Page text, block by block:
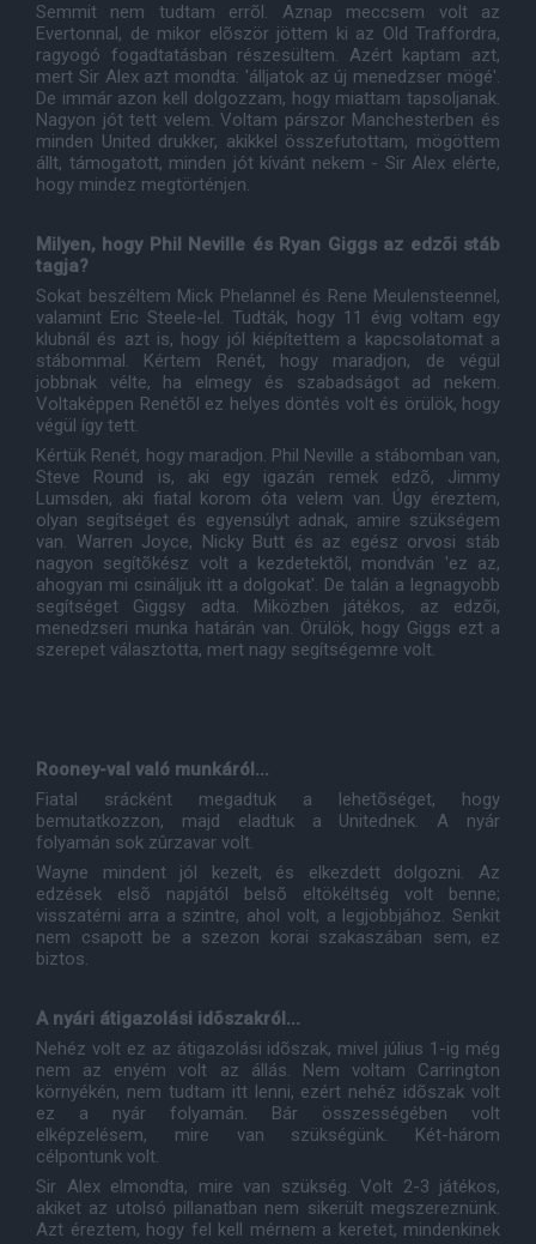
Semmit nem tudtam errõl. Aznap meccsem volt az
Evertonnal, de mikor elõször jöttem ki az Old Traffordra,
ragyogó fogadtatásban részesültem. Azért kaptam azt,
mert Sir Alex azt mondta: 'álljatok az új menedzser mögé'.
De immár azon kell dolgozzam, hogy miattam tapsoljanak.
Nagyon jót tett velem. Voltam párszor Manchesterben és
minden United drukker, akikkel összefutottam, mögöttem
állt, támogatott, minden jót kívánt nekem - Sir Alex elérte,
hogy mindez megtörténjen.
Milyen, hogy Phil Neville és Ryan Giggs az edzõi stáb
tagja?
Sokat beszéltem Mick Phelannel és Rene Meulensteennel,
valamint Eric Steele-lel. Tudták, hogy 11 évig voltam egy
klubnál és azt is, hogy jól kiépítettem a kapcsolatomat a
stábommal. Kértem Renét, hogy maradjon, de végül
jobbnak vélte, ha elmegy és szabadságot ad nekem.
Voltaképpen Renétõl ez helyes döntés volt és örülök, hogy
végül így tett.
Kértük Renét, hogy maradjon. Phil Neville a stábomban van,
Steve Round is, aki egy igazán remek edzõ, Jimmy
Lumsden, aki fiatal korom óta velem van. Úgy éreztem,
olyan segítséget és egyensúlyt adnak, amire szükségem
van. Warren Joyce, Nicky Butt és az egész orvosi stáb
nagyon segítõkész volt a kezdetektõl, mondván 'ez az,
ahogyan mi csináljuk itt a dolgokat'. De talán a legnagyobb
segítséget Giggsy adta. Miközben játékos, az edzõi,
menedzseri munka határán van. Örülök, hogy Giggs ezt a
szerepet választotta, mert nagy segítségemre volt.
Rooney-val való munkáról...
Fiatal srácként megadtuk a lehetõséget, hogy
bemutatkozzon, majd eladtuk a Unitednek. A nyár
folyamán sok zûrzavar volt.
Wayne mindent jól kezelt, és elkezdett dolgozni. Az
edzések elsõ napjától belsõ eltökéltség volt benne;
visszatérni arra a szintre, ahol volt, a legjobbjához. Senkit
nem csapott be a szezon korai szakaszában sem, ez
biztos.
A nyári átigazolási idõszakról...
Nehéz volt ez az átigazolási idõszak, mivel július 1-ig még
nem az enyém volt az állás. Nem voltam Carrington
környékén, nem tudtam itt lenni, ezért nehéz idõszak volt
ez a nyár folyamán. Bár összességében volt
elképzelésem, mire van szükségünk. Két-három
célpontunk volt.
Sir Alex elmondta, mire van szükség. Volt 2-3 játékos,
akiket az utolsó pillanatban nem sikerült megszereznünk.
Azt éreztem, hogy fel kell mérnem a keretet, mindenkinek